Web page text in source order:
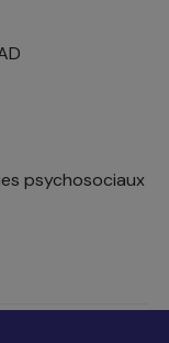
psychosociaux